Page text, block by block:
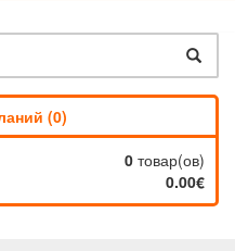
(0)
0 товар(ов)
0.00€